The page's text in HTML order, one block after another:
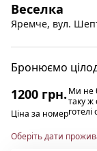
Веселка
Яремче, вул.
Бронюємо
1200 грн.
Ціна за номер
Ми не
таку
готелі
Оберіть дати